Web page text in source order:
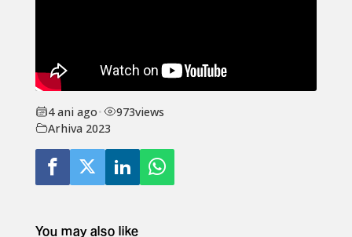
4 ani ago• 973views
Arhiva 2023
You may also like